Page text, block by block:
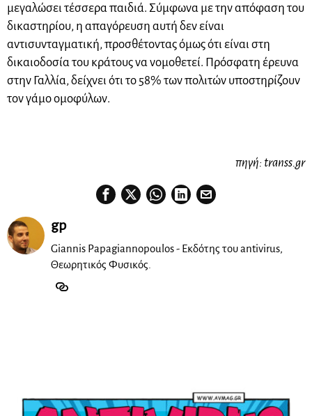
μεγαλώσει τέσσερα παιδιά. Σύμφωνα με την απόφαση του
δικαστηρίου, η απαγόρευση αυτή δεν είναι
αντισυνταγματική, προσθέτοντας όμως ότι είναι στη
δικαιοδοσία του κράτους να νομοθετεί. Πρόσφατη έρευνα
στην Γαλλία, δείχνει ότι το 58% των πολιτών υποστηρίζουν
τον γάμο ομοφύλων.
πηγή: transs.gr
gp
Giannis Papagiannopoulos - Εκδότης του antivirus,
Θεωρητικός Φυσικός.